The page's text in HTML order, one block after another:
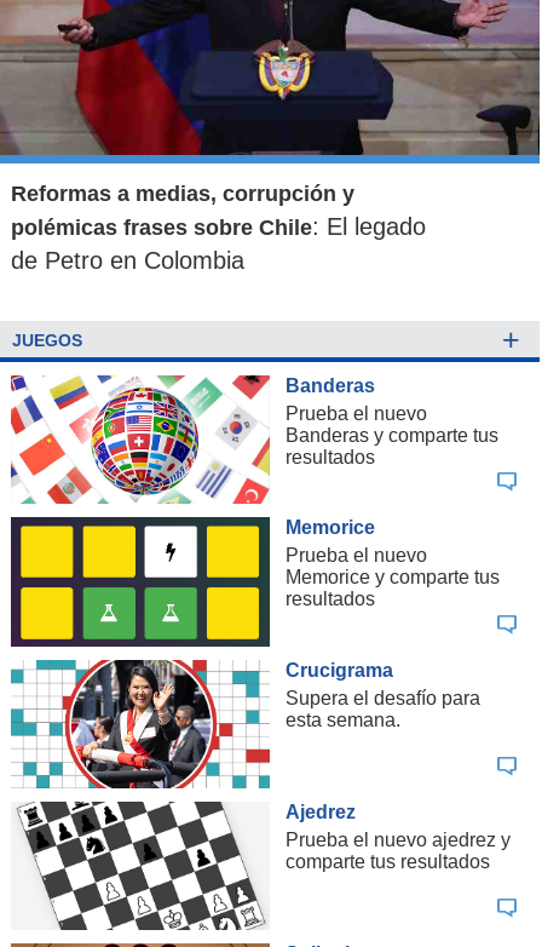
Reformas a medias, corrupción y
polémicas frases sobre Chile: El legado
de Petro en Colombia
JUEGOS +
Banderas
Prueba el nuevo
Banderas y comparte tus
resultados
Memorice
Prueba el nuevo
Memorice y comparte tus
resultados
Crucigrama
Supera el desafío para
esta semana.
Ajedrez
Prueba el nuevo ajedrez y
comparte tus resultados